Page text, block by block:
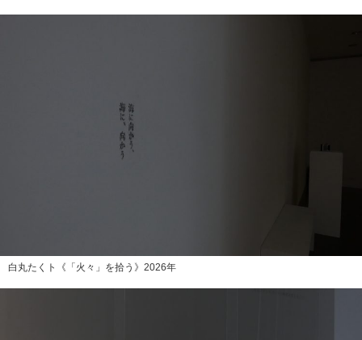
白丸たくト《「火々」を拾う》2026年